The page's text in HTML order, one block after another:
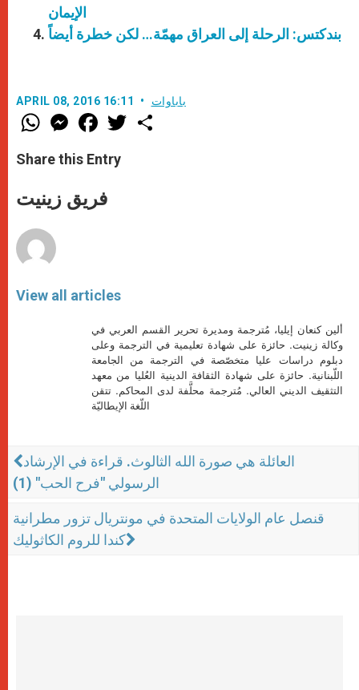
الإيمان
بندكتس: الرحلة إلى العراق مهمّة… لكن خطرة أيضاً
APRIL 08, 2016 16:11 باباوات
W
h
t
s
p
p
M
e
s
e
g
e
F
a
e
b
o
k
w
Share this Entry
فريق زينيت
View all articles
ألين كنعان إيليا، مُترجمة ومديرة تحرير القسم العربي في
وكالة زينيت. حائزة على شهادة تعليمية في الترجمة وعلى
دبلوم دراسات عليا متخصّصة في الترجمة من الجامعة
اللّبنانية. حائزة على شهادة الثقافة الدينية العُليا من معهد
التثقيف الديني العالي. مُترجمة محلَّفة لدى المحاكم. تتقن
اللّغة الإيطاليّة
العائلة هي صورة الله الثالوث. قراءة في الإرشاد
الرسولي "فرح الحب" (1)
قنصل عام الولايات المتحدة في مونتريال تزور مطرانية
كندا للروم الكاثوليك